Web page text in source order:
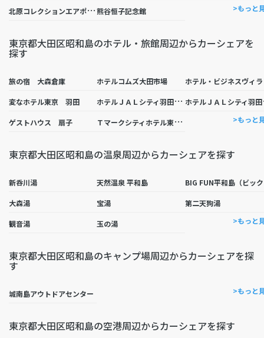
北
原コレクションエアポートギャラリー熊谷恒子記念館 >もっと
東京都大田区昭和島のホテル・旅館周辺からカーシェアを
探す
旅の宿 大森倉庫 ホテルコムズ大田市場
変なホテル東京 羽田 ホ
テルＪＡＬシティ羽田 東京 ウエストウイング テ
ゲストハウス 扇子 Ｔ
マークシティホテル東京大森 >もっと
東京都大田区昭和島の温泉周辺からカーシェアを探す
新呑川湯 天然温泉 平和島
大森湯 宝湯 第二天狗湯
観音湯 玉の湯 >もっと
東京都大田区昭和島のキャンプ場周辺からカーシェアを探
す
城南島アウトドアセンター >もっと
東京都大田区昭和島の空港周辺からカーシェアを探す